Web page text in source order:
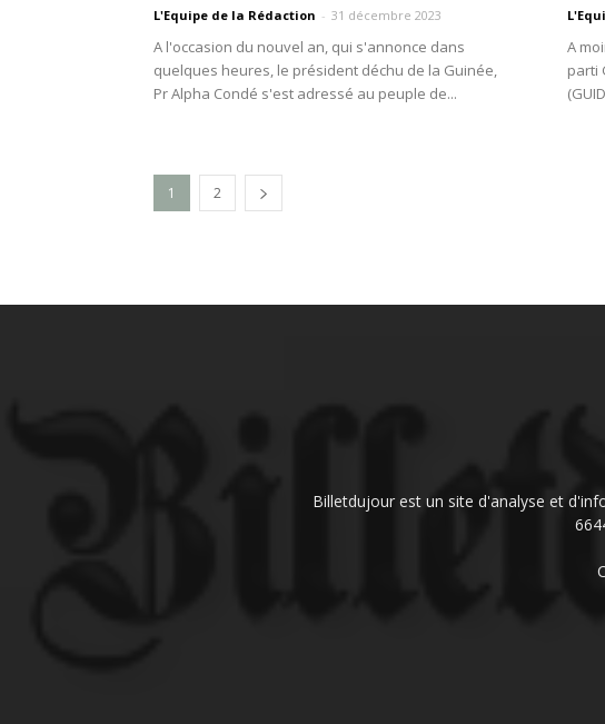
L'Equipe de la Rédaction - 31 décembre 2023
A l'occasion du nouvel an, qui s'annonce dans
quelques heures, le président déchu de la Guinée,
Pr Alpha Condé s'est adressé au peuple de...
A
parti
1 2
Billetdujour est un site d'analyse et